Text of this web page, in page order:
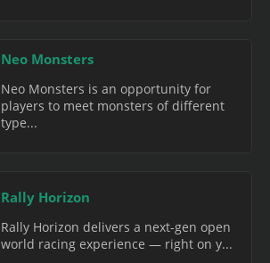
Neo Monsters
Neo Monsters is an opportunity for
players to meet monsters of different
type...
Rally Horizon
Rally Horizon delivers a next-gen open
world racing experience — right on y...